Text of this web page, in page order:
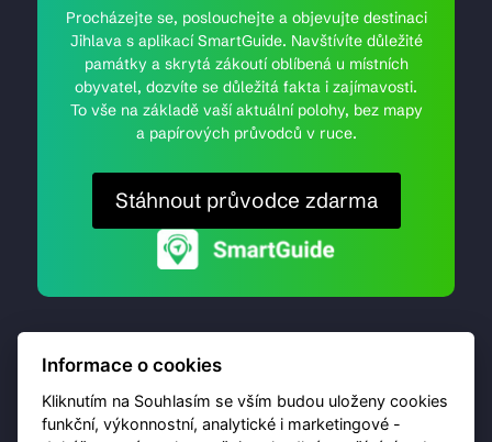
Procházejte se, poslouchejte a objevujte destinaci
Jihlava s aplikací SmartGuide. Navštívíte důležité
památky a skrytá zákoutí oblíbená u místních
obyvatel, dozvíte se důležitá fakta i zajímavosti.
To vše na základě vaší aktuální polohy, bez mapy
a papírových průvodců v ruce.
Stáhnout průvodce zdarma
Informace o cookies
Kliknutím na Souhlasím se vším budou uloženy cookies
funkční, výkonnostní, analytické i marketingové -